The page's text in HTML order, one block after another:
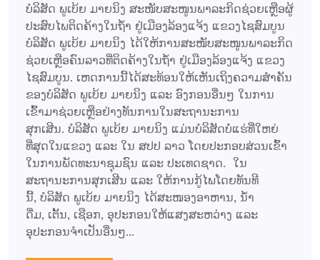
ບໍລິສັດ ພູເບ້ຍ ມາຍນິງ ສະໜັບສະໜູນພາລະກິດຊ່ວຍເຫຼືອຜູ້
ປະສົບໄພຕິດຄ້າງໃນຖໍ້າ ຢູ່ເມືອງລ້ອງແຈ້ງ ແຂວງໄຊສົມບູນ
ບໍລິສັດ ພູເບ້ຍ ມາຍນິງ ໄດ້ໃຫ້ການສະໜັບສະໜູນພາລະກິດ
ຊ່ວຍເຫຼືອຄົນລາວທີ່ຕິດຄ້າງໃນຖໍ້າ ຢູ່ເມືອງລ້ອງແຈ້ງ ແຂວງ
ໄຊສົມບູນ. ເຫດການນີ້ໄດ້ສະທ້ອນໃຫ້ເຫັນເຖິງຄວາມສຳຄັນ
ຂອງບໍລິສັດ ພູເບ້ຍ ມາຍນິງ ແລະ ອົງກອນອື່ນໆ ໃນການ
ເຂົ້າມາຊ່ວຍເຫຼືອຢ່າງທັນການໃນສະຖານະການ
ສຸກເສີນ. ບໍລິສັດ ພູເບ້ຍ ມາຍນິງ ແມ່ນບໍລິສັດບໍ່ແຮ່ທີ່ໃຫຍ່
ທີ່ສຸດໃນແຂວງ ແລະ ໃນ ສປປ ລາວ ໂດຍປະກອບສ່ວນເຂົ້າ
ໃນການພັດທະນາຊຸມຊົນ ແລະ ປະເທດຊາດ. ໃນ
ສະຖານະການສຸກເສີນ ແລະ ໃຫ້ການກູ້ໄພໂດຍທັນທີ
ນີ້, ບໍລິສັດ ພູເບ້ຍ ມາຍນິງ ໄດ້ສະໜອງອາຫານ, ນ້ຳ
ດື່ມ, ເຕັ້ນ, ເຊືອກ, ອຸປະກອນໃຫ້ແສງສະຫວ່າງ ແລະ
ອຸປະກອນຈຳເປັນອື່ນໆ...